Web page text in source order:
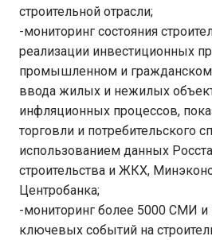
строительной отрасли;
-мониторинг состояния
реализации инвестиционных
промышленном и гражданском
ввода жилых и нежилых
инфляционных процессов,
торговли и потребительского
использованием данных
строительства и ЖКХ,
Центробанка;
-мониторинг более 5000 СМИ
ключевых событий на